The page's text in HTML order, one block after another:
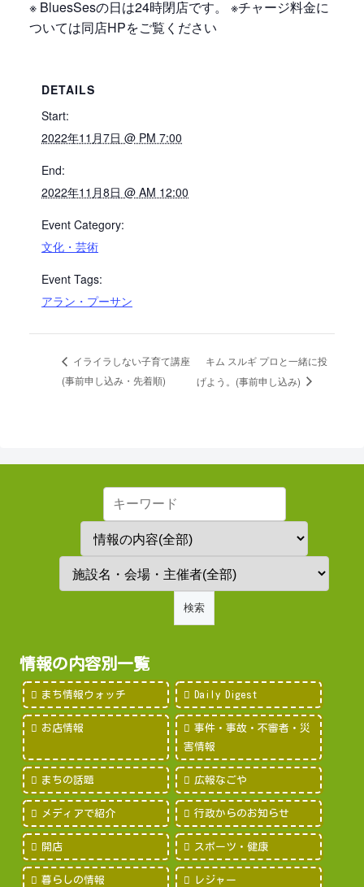
※ BluesSesの日は24時閉店です。 ※チャージ料金に
ついては同店HPをご覧ください
DETAILS
Start:
2022年11月7日 @ PM 7:00
End:
2022年11月8日 @ AM 12:00
Event Category:
文化・芸術
Event Tags:
アラン・プーサン
イライラしない子育て講座
(事前申し込み・先着順)
キム スルギ プロと一緒に投
げよう。(事前申し込み)
情報の内容別一覧
まち情報ウォッチ Daily Digest
お店情報
事件・事故・不審者・災
害情報
まちの話題 広報なごや
メディアで紹介 行政からのお知らせ
開店 スポーツ・健康
暮らしの情報 レジャー